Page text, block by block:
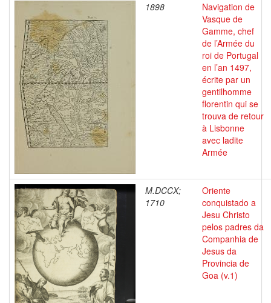
1898
Navigation de
Vasque de
Gamme, chef
de l’Armée du
roi de Portugal
en l’an 1497,
écrite par un
gentilhomme
florentin qui se
trouva de retour
à Lisbonne
avec ladite
Armée
M.DCCX;
1710
Oriente
conquistado a
Jesu Christo
pelos padres da
Companhia de
Jesus da
Provincia de
Goa (v.1)